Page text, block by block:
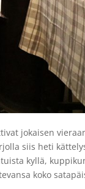
jokaisen
siis heti
kyllä,
koko